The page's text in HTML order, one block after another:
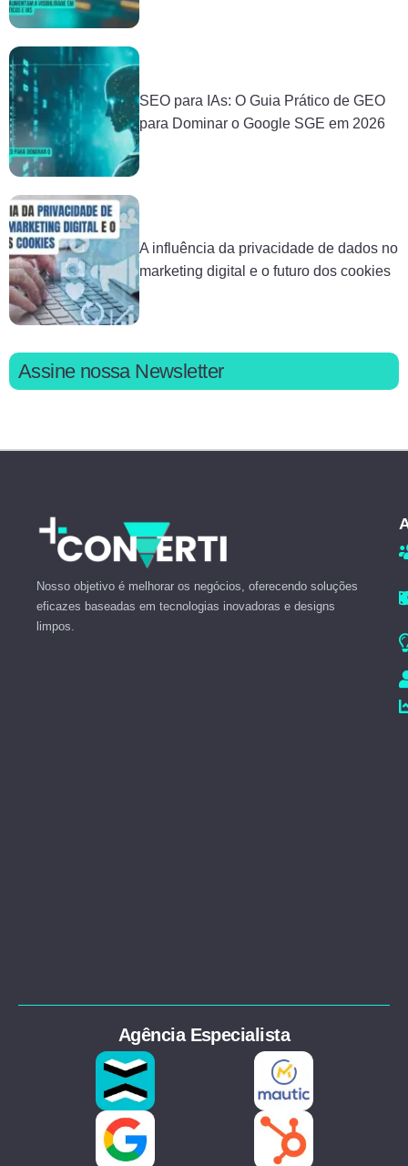
SEO para IAs: O Guia Prático de GEO
para Dominar o Google SGE em 2026
A influência da privacidade de dados no
marketing digital e o futuro dos cookies
Assine nossa Newsletter
Nosso objetivo é melhorar os negócios, oferecendo soluções
eficazes baseadas em tecnologias inovadoras e designs
limpos.
Agência Especialista